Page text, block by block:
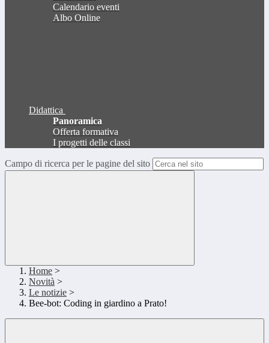
Calendario eventi
Albo Online
Didattica
Panoramica
Offerta formativa
I progetti delle classi
Campo di ricerca per le pagine del sito
Home >
Novità >
Le notizie >
Bee-bot: Coding in giardino a Prato!